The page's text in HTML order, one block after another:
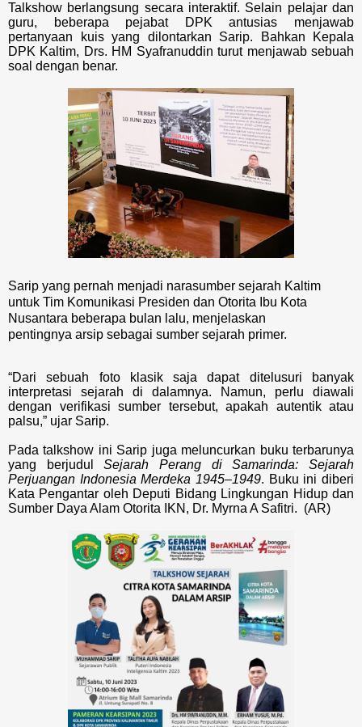
Talkshow berlangsung secara interaktif. Selain pelajar dan
guru, beberapa pejabat DPK antusias menjawab
pertanyaan kuis yang dilontarkan Sarip. Bahkan Kepala
DPK Kaltim, Drs. HM Syafranuddin turut menjawab sebuah
soal dengan benar.
Sarip yang pernah menjadi narasumber sejarah Kaltim
untuk Tim Komunikasi Presiden dan Otorita Ibu Kota
Nusantara beberapa bulan lalu, menjelaskan
pentingnya arsip sebagai sumber sejarah primer.
“Dari sebuah foto klasik saja dapat ditelusuri banyak
interpretasi sejarah di dalamnya. Namun, perlu diawali
dengan verifikasi sumber tersebut, apakah autentik atau
palsu,” ujar Sarip.
Pada talkshow ini Sarip juga meluncurkan buku terbarunya
yang berjudulSejarah Perang di Samarinda: Sejarah
Perjuangan Indonesia Merdeka 1945–1949. Buku ini diberi
Kata Pengantar oleh Deputi Bidang Lingkungan Hidup dan
Sumber Daya Alam Otorita IKN, Dr. Myrna A Safitri. (AR)